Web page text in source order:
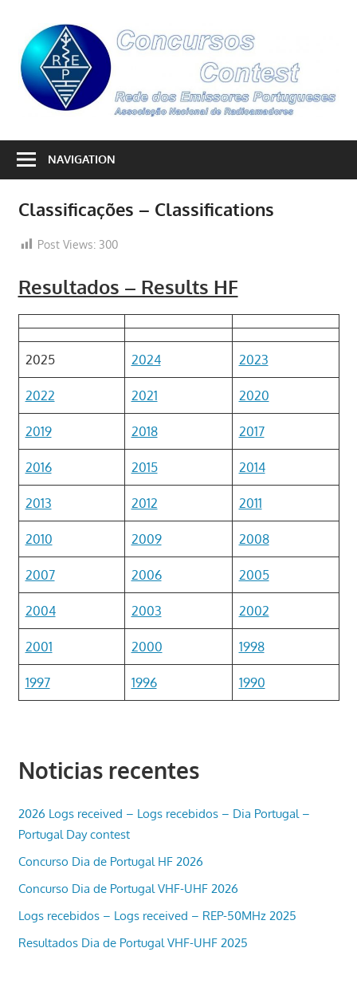
content
REP
NAVIGATION
Classificações – Classifications
Post Views: 300
Resultados – Results HF
2025 2024 2023
2022 2021 2020
2019 2018 2017
2016 2015 2014
2013 2012 2011
2010 2009 2008
2007 2006 2005
2004 2003 2002
2001 2000 1998
1997 1996 1990
Noticias recentes
2026 Logs received – Logs recebidos – Dia Portugal –
Portugal Day contest
Concurso Dia de Portugal HF 2026
Concurso Dia de Portugal VHF-UHF 2026
Logs recebidos – Logs received – REP-50MHz 2025
Resultados Dia de Portugal VHF-UHF 2025